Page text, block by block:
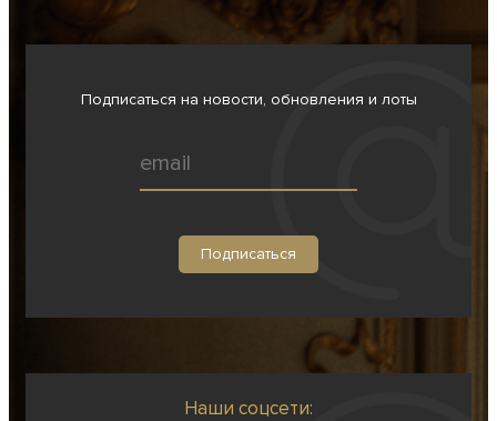
Подписаться на новости, обновления и лоты
Наши соцсети: